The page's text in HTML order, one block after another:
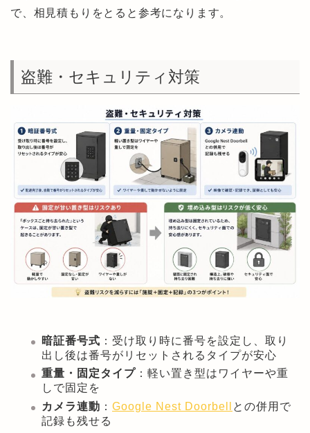
で、相見積もりをとると参考になります。
盗難・セキュリティ対策
暗証番号式 ：受け取り時に番号を設定し、取り
出し後は番号がリセットされるタイプが安心
重量・固定タイプ ：軽い置き型はワイヤーや重
しで固定を
カメラ連動 ： Google Nest Doorbell
との併用で
記録も残せる